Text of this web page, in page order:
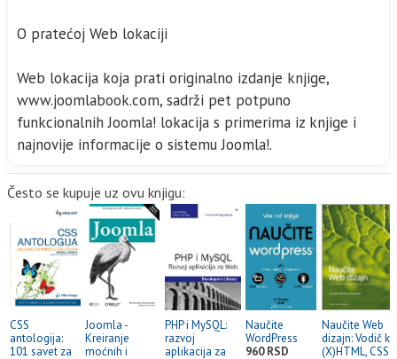
O pratećoj Web lokaciji
Web lokacija koja prati originalno izdanje knjige,
www.joomlabook.com, sadrži pet potpuno
funkcionalnih Joomla! lokacija s primerima iz knjige i
najnovije informacije o sistemu Joomla!.
Često se kupuje uz ovu knjigu:
CSS
antologija:
101 savet za
Joomla -
Kreiranje
moćnih i
PHP i MySQL:
razvoj
aplikacija za
Naučite
WordPress
960 RSD
Naučite Web
dizajn: Vodič
(X)HTML, CSS i